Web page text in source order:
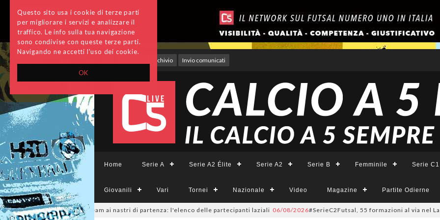
OK
Questo sito usa i cookie di terze parti
per migliorare i servizi e analizzare il
traffico. Le info sulla tua navigazione
sono condivise con queste terze parti.
Navigando ne accetti l'uso dei cookie.
Archivio Invio comunicati
Home Serie A Serie A2 Élite Serie A2 Serie B Femminile Serie C1
Giovanili Vari Tornei Nazionale Video Magazine Partite Odierne
sono 14 i team ai nastri di partenza: l'elenco delle partecipanti laziali 06/08/2026#SerieC2Futsal, 55 formazioni al via nel Lazio: la